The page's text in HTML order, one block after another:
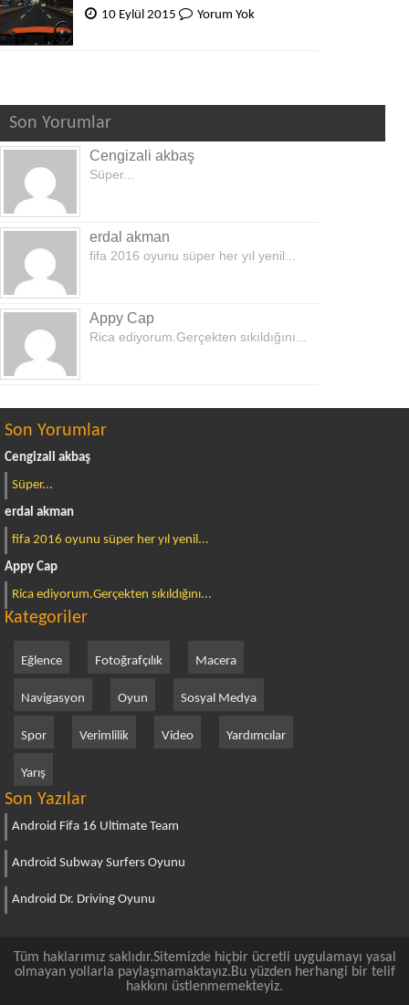
10 Eylül 2015 Yorum Yok
Son Yorumlar
Cengizali akbaş
Süper...
erdal akman
fifa 2016 oyunu süper her yıl yenil...
Appy Cap
Rica ediyorum.Gerçekten sıkıldığını...
Son Yorumlar
Cengizali akbaş
Süper...
erdal akman
fifa 2016 oyunu süper her yıl yenil...
Appy Cap
Rica ediyorum.Gerçekten sıkıldığını...
Kategoriler
Eğlence Fotoğrafçılık Macera
Navigasyon Oyun Sosyal Medya
Spor Verimlilik Video Yardımcılar
Yarış
Son Yazılar
Android Fifa 16 Ultimate Team
Android Subway Surfers Oyunu
Android Dr. Driving Oyunu
Tüm haklarımız saklıdır.Sitemizde hiçbir ücretli uygulamayı yasal
olmayan yollarla paylaşmamaktayız.Bu yüzden herhangi bir telif
hakkını üstlenmemekteyiz.